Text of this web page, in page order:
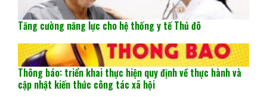
Tăng cường năng lực cho hệ thống y tế Thủ đô
Thông báo: triển khai thực hiện quy định về thực hành và
cập nhật kiến thức công tác xã hội